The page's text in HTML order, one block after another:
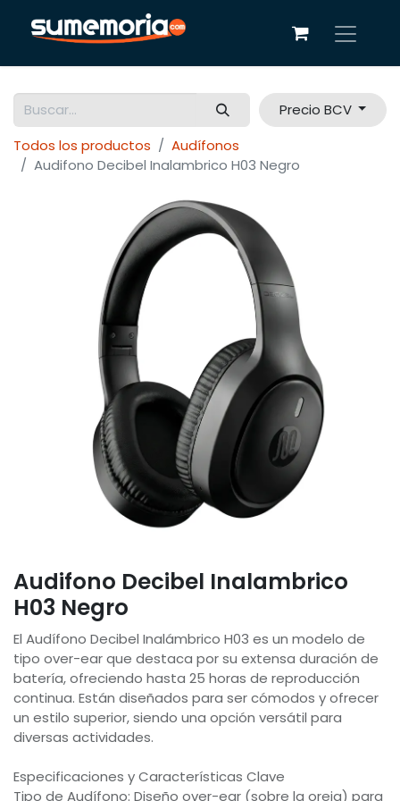
Precio BCV
Todos los productos
Audífonos
Audifono Decibel Inalambrico H03 Negro
Audifono Decibel Inalambrico
H03 Negro
El Audífono Decibel Inalámbrico H03 es un modelo de
tipo over-ear que destaca por su extensa duración de
batería, ofreciendo hasta 25 horas de reproducción
continua. Están diseñados para ser cómodos y ofrecer
un estilo superior, siendo una opción versátil para
diversas actividades.
Especificaciones y Características Clave
Tipo de Audífono: Diseño over-ear (sobre la oreja) para